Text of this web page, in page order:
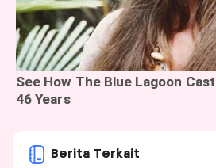
Berita Terkait